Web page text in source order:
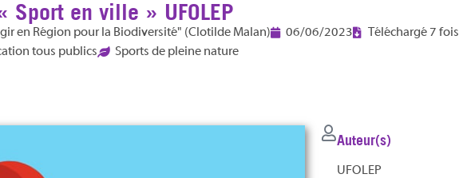
Sport en ville » UFOLEP
en Région pour la Biodiversité" (Clotilde Malan) 06/06/2023
Téléchargé 7 fois
tous publics
Sports de pleine nature
Auteur(s)
UFOLEP